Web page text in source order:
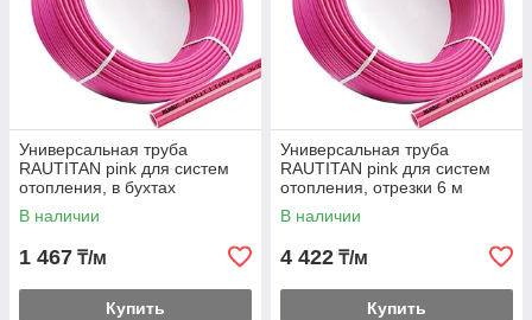
Универсальная труба
RAUTITAN pink для систем
отопления, в бухтах
В наличии
1 467 ₸/м
Купить
Универсальная труба
RAUTITAN pink для систем
отопления, отрезки 6 м
В наличии
4 422 ₸/м
Купить